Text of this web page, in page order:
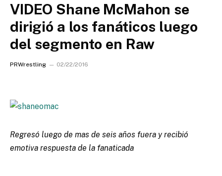
VIDEO Shane McMahon se
dirigió a los fanáticos luego
del segmento en Raw
PRWrestling 02/22/2016
Regresó luego de mas de seis años fuera y recibió
emotiva respuesta de la fanaticada